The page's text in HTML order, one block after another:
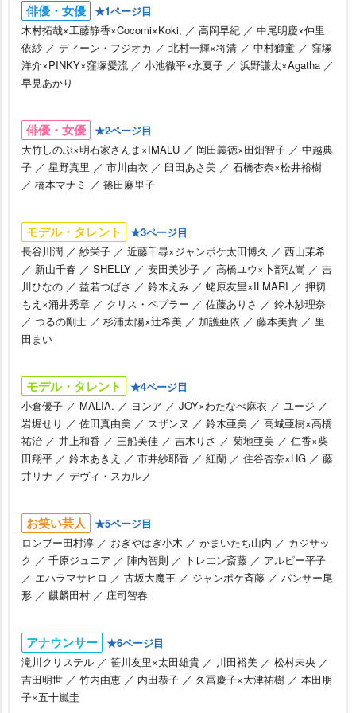
俳優・女優 ★1ページ目
木村拓哉×工藤静香×Cocomi×Koki, ／ 高岡早紀 ／ 中尾明慶×仲里
依紗 ／ ディーン・フジオカ ／ 北村一輝×将清 ／ 中村獅童 ／ 窪塚
洋介×PINKY×窪塚愛流 ／ 小池徹平×永夏子 ／ 浜野謙太×Agatha ／
早見あかり
俳優・女優 ★2ページ目
大竹しのぶ×明石家さんま×IMALU ／ 岡田義徳×田畑智子 ／ 中越典
子 ／ 星野真里 ／ 市川由衣 ／ 臼田あさ美 ／ 石橋杏奈×松井裕樹
／ 橋本マナミ ／ 篠田麻里子
モデル・タレント
★3ページ目
長谷川潤 ／ 紗栄子 ／ 近藤千尋×ジャンポケ太田博久 ／ 西山茉希
／ 新山千春 ／ SHELLY ／ 安田美沙子 ／ 高橋ユウ×卜部弘嵩 ／ 吉
川ひなの ／ 益若つばさ ／ 鈴木えみ ／ 蛯原友里×ILMARI ／ 押切
もえ×涌井秀章 ／ クリス・ペプラー ／ 佐藤ありさ ／ 鈴木紗理奈
／ つるの剛士 ／ 杉浦太陽×辻希美 ／ 加護亜依 ／ 藤本美貴 ／ 里
田まい
モデル・タレント
★4ページ目
小倉優子 ／ MALIA. ／ ヨンア ／ JOY×わたなべ麻衣 ／ ユージ ／
堀せり ／ 佐田真由美 ／ スザンヌ ／ 鈴木亜美 ／ 高城亜樹×高橋
祐治 ／ 井上和香 ／ 三船美佳 ／ 吉木りさ ／ 菊地亜美 ／ 仁香×柴
田翔平 ／ 鈴木あきえ ／ 市井紗耶香 ／ 紅蘭 ／ 住谷杏奈×HG ／ 藤
井リナ ／ デヴィ・スカルノ
お笑い芸人
★5ページ目
ロンブー田村淳 ／ おぎやはぎ小木 ／ かまいたち山内 ／ カジサッ
ク ／ 千原ジュニア ／ 陣内智則 ／ トレエン斎藤 ／ アルピー平子
／ エハラマサヒロ ／ 古坂大魔王 ／ ジャンポケ斉藤 ／ パンサー尾
形 ／ 麒麟田村 ／ 庄司智春
アナウンサー ★6ページ目
滝川クリステル ／ 笹川友里×太田雄貴 ／ 川田裕美 ／ 松村未央 ／
吉田明世 ／ 竹内由恵 ／ 内田恭子 ／ 久冨慶子×大津祐樹 ／ 本田朋
子×五十嵐圭